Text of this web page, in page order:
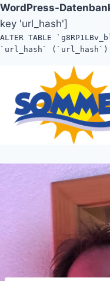
WordPress-
key 'url_hash']
ALTER TABLE
`url_hash` (`url_hash`)
springen